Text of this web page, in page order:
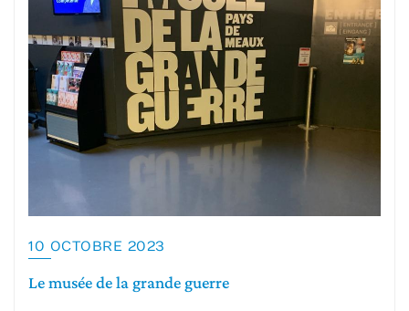
10 OCTOBRE 2023
Le musée de la grande guerre